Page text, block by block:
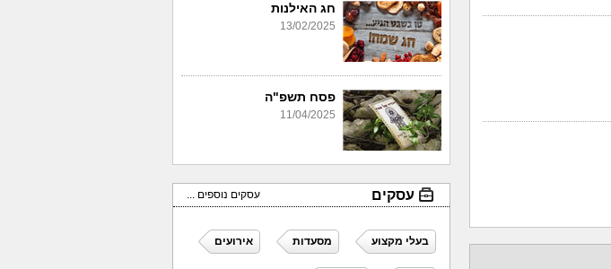
חג האילנות
13/02/2025
פסח תשפ"ה
11/04/2025
עסקים עסקים נוספים ...
בעלי מקצוע מסעדות אירועים